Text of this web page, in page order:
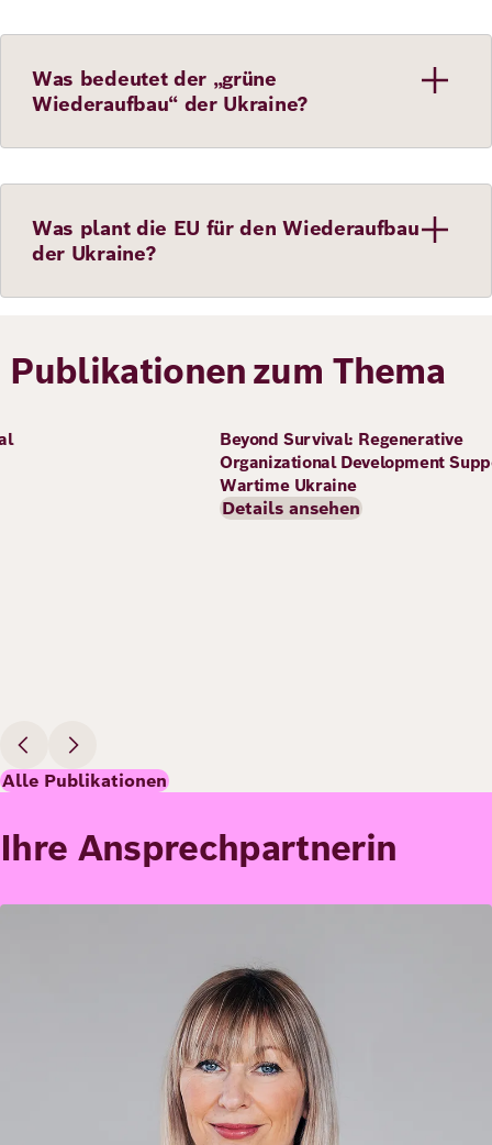
Was bedeutet der „grüne
Wiederaufbau“ der Ukraine?
Was plant die EU für den Wiederaufbau
der Ukraine?
Publikationen zum Thema
Bild
Beyond Survival: Regenerative
Organizational Development
Wartime Ukraine
Details ansehen
Alle Publikationen
Ihre Ansprechpartnerin
Bild